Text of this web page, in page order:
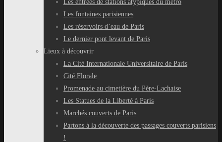
Les entrées de stations atypiques du métro
Les fontaines parisiennes
Les réservoirs d’eau de Paris
Le dernier pont levant de Paris
Lieux à découvrir
La Cité Internationale Universitaire de Paris
Cité Florale
Promenade au cimetière du Père-Lachaise
Les Statues de la Liberté à Paris
Marchés couverts de Paris
Partons à la découverte des passages couverts parisiens
!